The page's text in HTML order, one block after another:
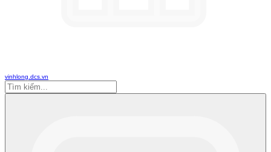
vinhlong.dcs.vn